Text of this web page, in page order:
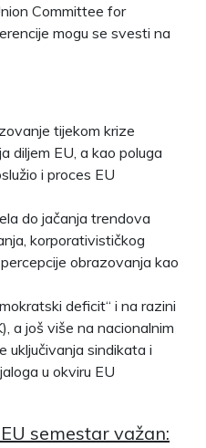
Committee for
mogu se svesti na
tijekom krize
diljem EU, a kao poluga
i proces EU
do jačanja trendova
korporativističkog
obrazovanja kao
deficit“ i na razini
a još više na nacionalnim
uključivanja sindikata i
u okviru EU
semestar važan: